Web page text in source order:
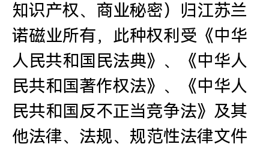
知识产权、商业秘密）归江苏兰
诺磁业所有，此种权利受《中华
人民共和国民法典》、《中华人
民共和国著作权法》、《中华人
民共和国反不正当竞争法》及其
他法律、法规、规范性法律文件